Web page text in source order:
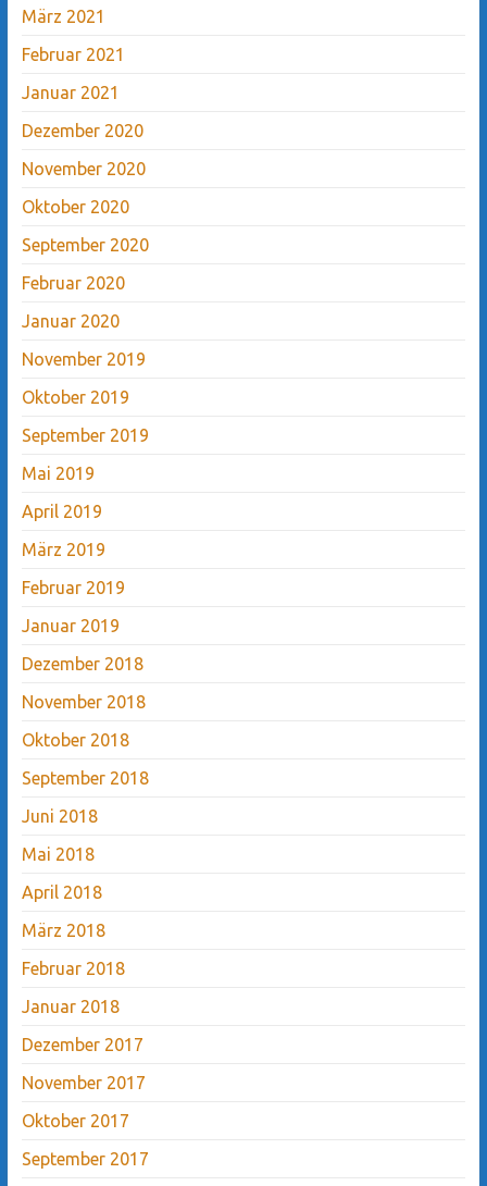
März 2021
Februar 2021
Januar 2021
Dezember 2020
November 2020
Oktober 2020
September 2020
Februar 2020
Januar 2020
November 2019
Oktober 2019
September 2019
Mai 2019
April 2019
März 2019
Februar 2019
Januar 2019
Dezember 2018
November 2018
Oktober 2018
September 2018
Juni 2018
Mai 2018
April 2018
März 2018
Februar 2018
Januar 2018
Dezember 2017
November 2017
Oktober 2017
September 2017